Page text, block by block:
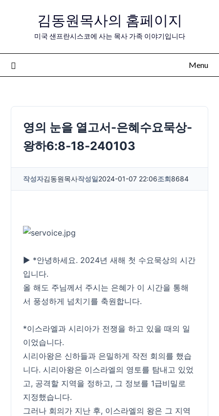
김동원목사의 홈페이지
미국 샌프란시스코에 사는 목사 가족 이야기입니다
Menu
영의 눈을 열고서-은혜수요묵상-
왕하6:8-18-240103
작성자김동원목사작성일2024-01-07 22:06조회8684
▶ *안녕하세요. 2024년 새해 첫 수요묵상의 시간
입니다.
올 해도 주님께서 주시는 은혜가 이 시간을 통해
서 풍성하게 넘치기를 축원합니다.
*이스라엘과 시리아가 전쟁을 하고 있을 때의 일
이었습니다.
시리아왕은 신하들과 은밀하게 작전 회의를 했습
니다. 시리아왕은 이스라엘의 영토를 탐내고 있었
고, 공격할 지역을 정하고, 그 정보를 1급비밀로
지정했습니다.
그러나 회의가 지난 후, 이스라엘의 왕은 그 지역